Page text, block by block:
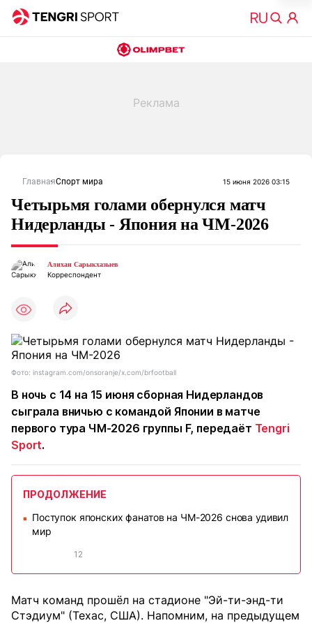
ГлавнаяСпорт мира 15 июня 2026 03:15
Четырьмя голами обернулся матч
Нидерланды - Япония на ЧМ-2026
Алихан Сарыкхазыев
Корреспондент
Фото: instagram.com/onsoranje/x.com/brfootball
В ночь с 14 на 15 июня сборная Нидерландов
сыграла вничью с командой Японии в матче
первого тура ЧМ-2026 группы F, передаёт Tengri
Sport.
ПРОДОЛЖЕНИЕ
■
Поступок японских фанатов на ЧМ-2026 снова удивил
мир
12
Матч команд прошёл на стадионе "Эй-ти-энд-ти
Стэдиум" (Техас, США). Напомним, на предыдущем